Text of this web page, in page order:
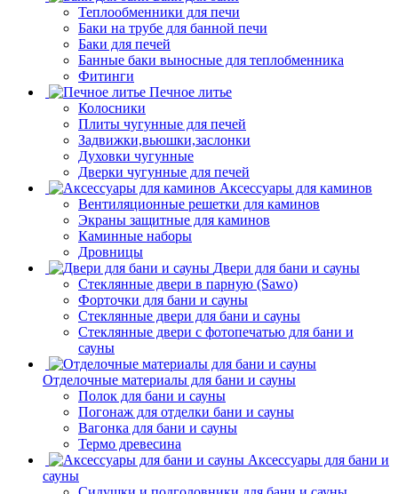
Теплообменники для печи
Баки на трубе для банной печи
Баки для печей
Банные баки выносные для теплобменника
Фитинги
Печное литье
Колосники
Плиты чугунные для печей
Задвижки,вьюшки,заслонки
Духовки чугунные
Дверки чугунные для печей
Аксессуары для каминов
Вентиляционные решетки для каминов
Экраны защитные для каминов
Каминные наборы
Дровницы
Двери для бани и сауны
Стеклянные двери в парную (Sawo)
Форточки для бани и сауны
Стеклянные двери для бани и сауны
Стеклянные двери с фотопечатью для бани и
сауны
Отделочные материалы для бани и сауны
Полок для бани и сауны
Погонаж для отделки бани и сауны
Вагонка для бани и сауны
Термо древесина
Аксессуары для бани и
сауны